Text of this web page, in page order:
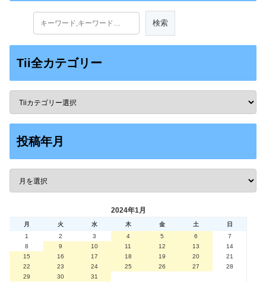
Tii全カテゴリー
投稿年月
2024年1月
月 火 水 木 金 土
日
1
2 3 4 5 6
7
8
9 10 11 12 13
14
15
16 17 18 19 20
21
22
23 24 25 26 27
28
29
30 31